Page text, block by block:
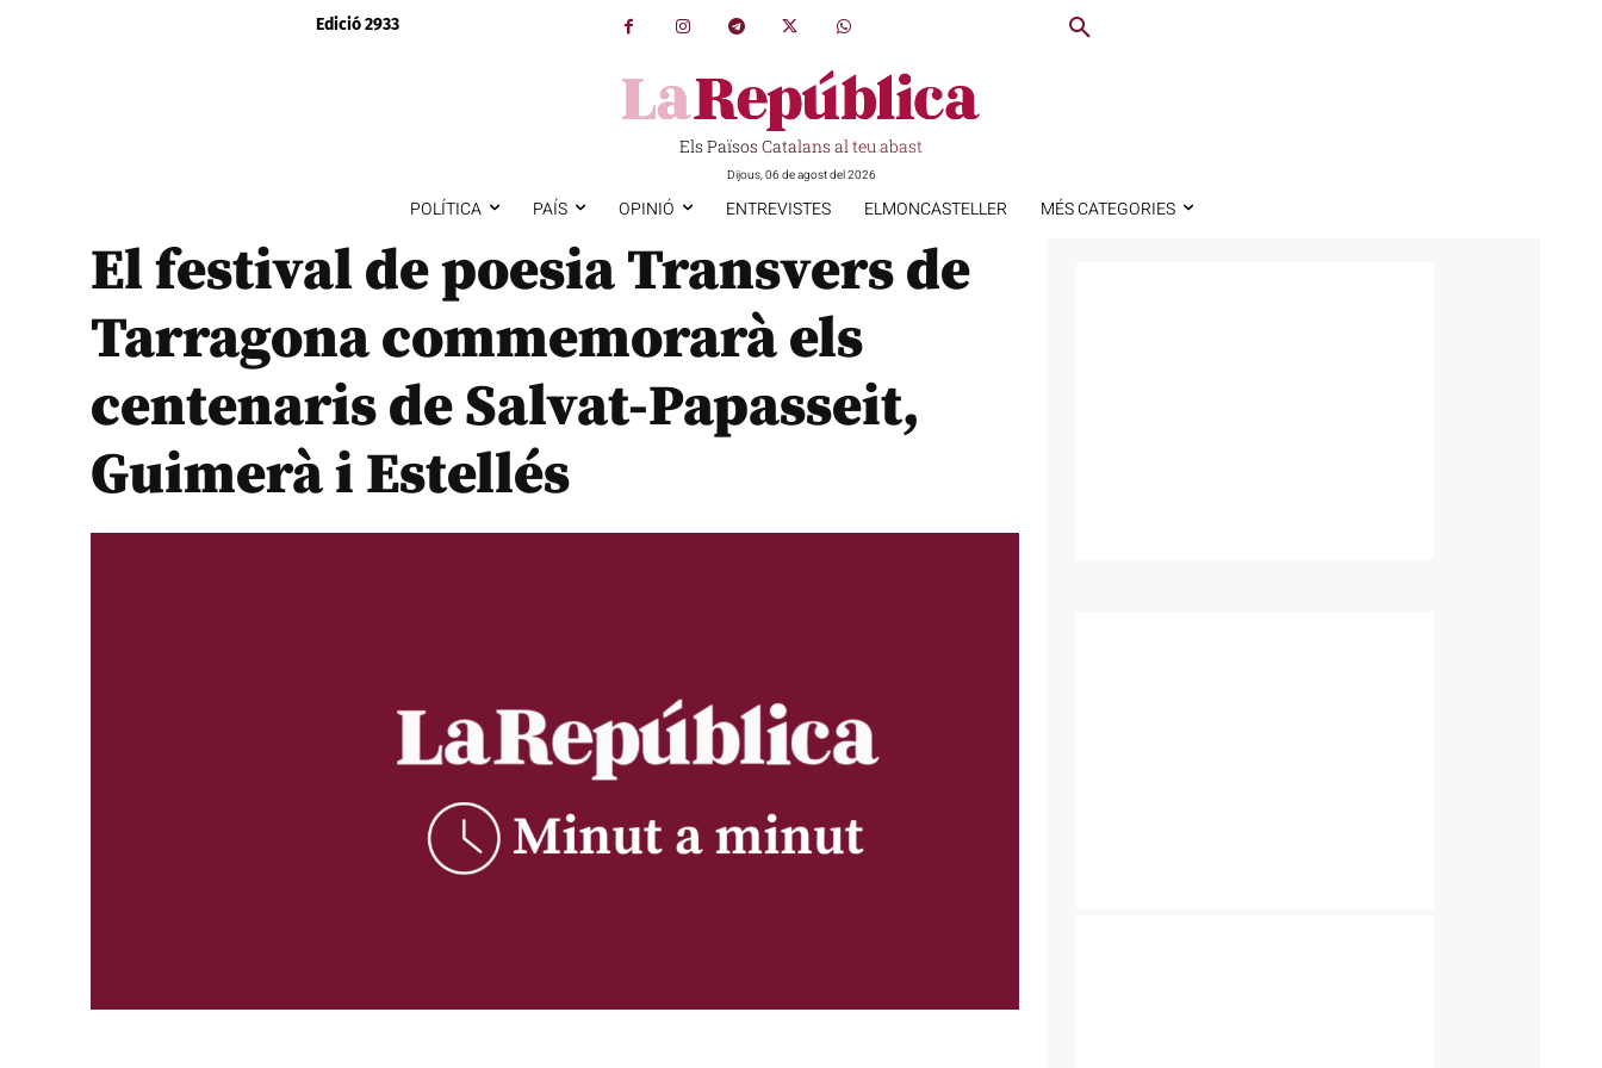
Edició 2933
Els Països Catalans al teu abast
Dijous, 06 de agost del 2026
POLÍTICA PAÍS OPINIÓ ENTREVISTES ELMONCASTELLER MÉS CATEGORIES
El festival de poesia Transvers de
Tarragona commemorarà els
centenaris de Salvat-Papasseit,
Guimerà i Estellés